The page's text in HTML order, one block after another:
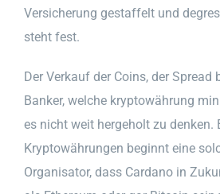
Versicherung gestaffelt und
steht fest.
Der Verkauf der Coins, der Spread
Banker, welche kryptowährung
es nicht weit hergeholt zu denken.
Kryptowährungen beginnt eine
Organisator, dass Cardano in